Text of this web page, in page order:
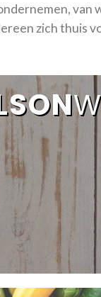
van
zich thuis